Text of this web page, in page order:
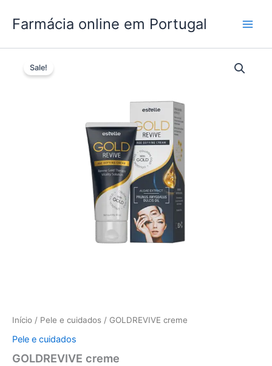
Farmácia online em Portugal
Sale!
Início / Pele e cuidados / GOLDREVIVE creme
Pele e cuidados
GOLDREVIVE creme